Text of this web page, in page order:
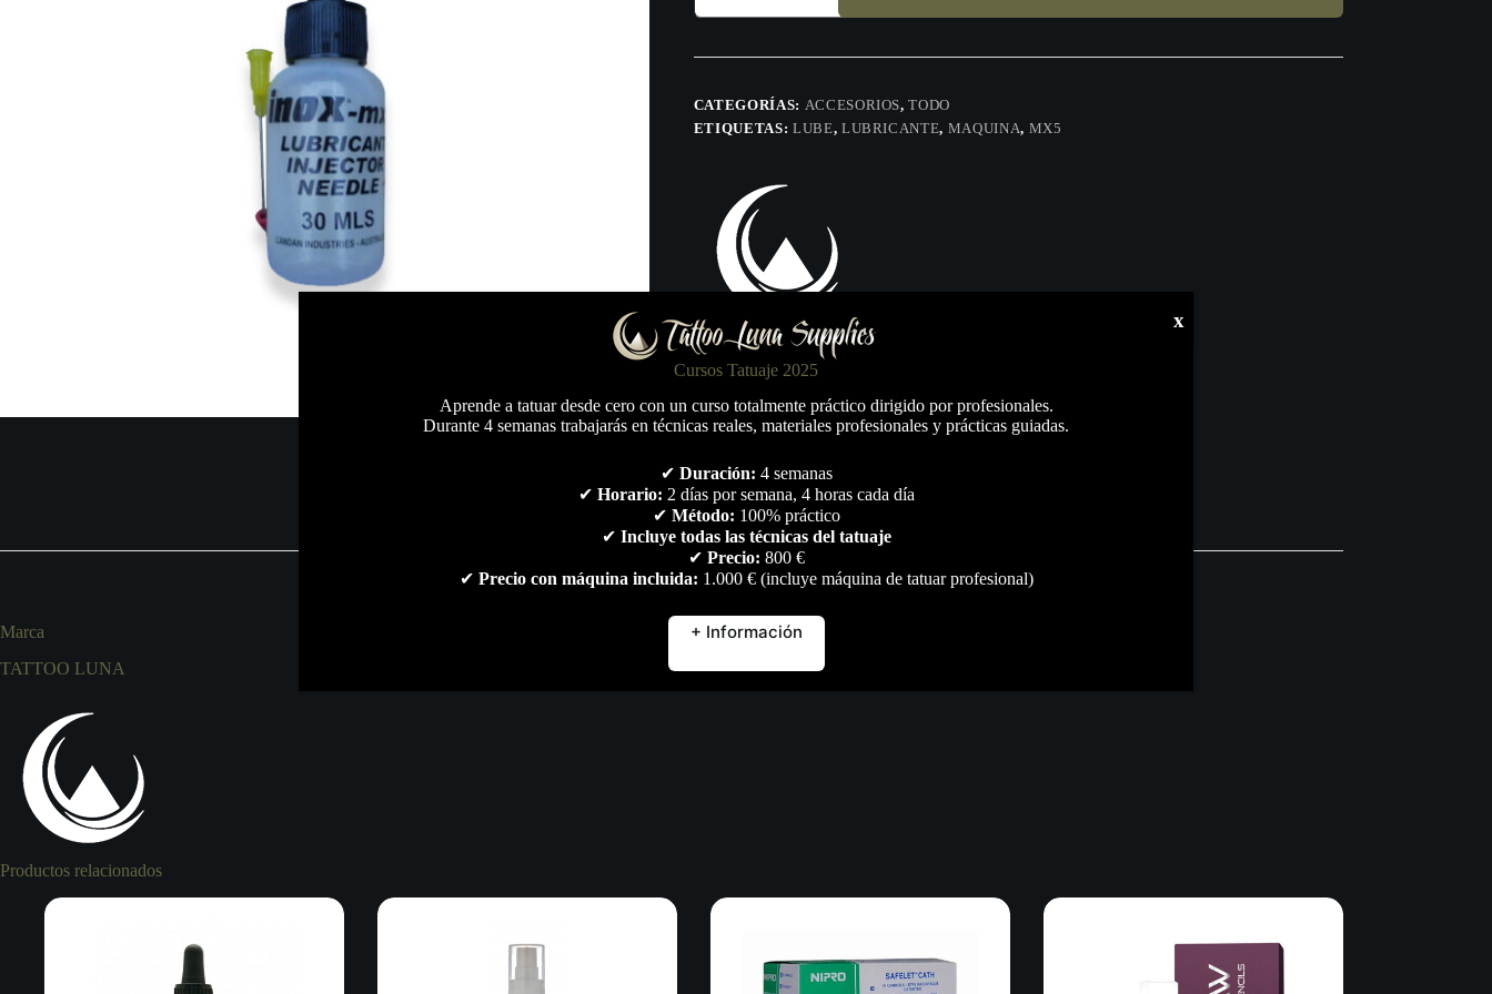
30mL
CATEGORÍAS: ACCESORIOS,TODO
ETIQUETAS: LUBE, LUBRICANTE, MAQUINA, MX5
Valoraciones (0)
Marca
TATTOO LUNA
Productos relacionados
Cursos Tatuaje 2025
Aprende a tatuar desde cero con un curso totalmente práctico dirigido por profesionales.
Durante 4 semanas trabajarás en técnicas reales, materiales profesionales y prácticas guiadas.
✔ Duración: 4 semanas
✔ Horario: 2 días por semana, 4 horas cada día
✔ Método: 100% práctico
✔ Incluye todas las técnicas del tatuaje
✔ Precio: 800 €
✔ Precio con máquina incluida: 1.000 € (incluye máquina de tatuar profesional)
+ Información
x